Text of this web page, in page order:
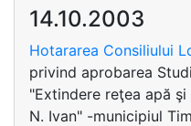
14.10.2003
Hotararea Consiliului
privind aprobarea
"Extindere reţea apă
N. Ivan" -municipiul